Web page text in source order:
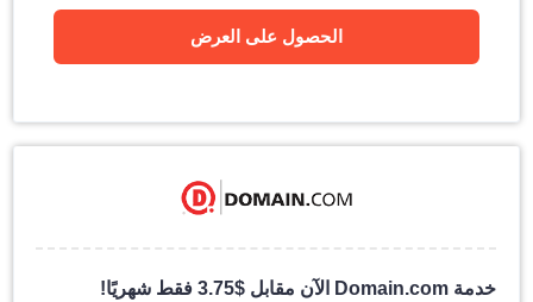
الحصول على العرض
خدمة Domain.com الآن مقابل $
3.75فقط شهريًا!